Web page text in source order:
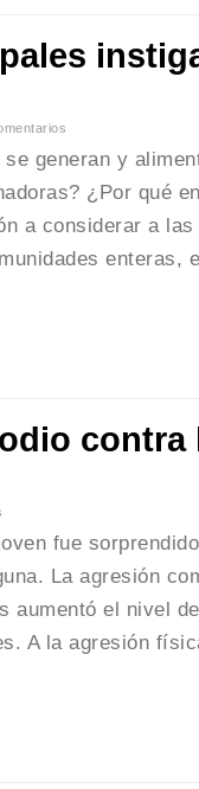
generan y
¿Por qué
a considerar a
enteras,
contra
fue
La agresión
aumentó el nivel
A la agresión